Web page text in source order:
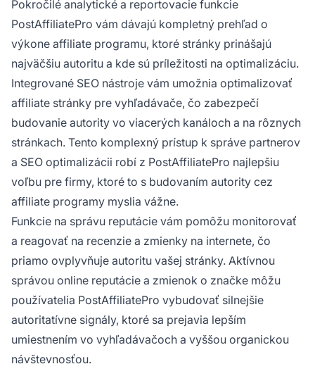
Pokročilé analytické a reportovacie funkcie
PostAffiliatePro vám dávajú kompletný prehľad o
výkone affiliate programu, ktoré stránky prinášajú
najväčšiu autoritu a kde sú príležitosti na optimalizáciu.
Integrované SEO nástroje vám umožnia optimalizovať
affiliate stránky pre vyhľadávače, čo zabezpečí
budovanie autority vo viacerých kanáloch a na rôznych
stránkach. Tento komplexný prístup k správe partnerov
a SEO optimalizácii robí z PostAffiliatePro najlepšiu
voľbu pre firmy, ktoré to s budovaním autority cez
affiliate programy myslia vážne.
Funkcie na správu reputácie vám pomôžu monitorovať
a reagovať na recenzie a zmienky na internete, čo
priamo ovplyvňuje autoritu vašej stránky. Aktívnou
správou online reputácie a zmienok o značke môžu
používatelia PostAffiliatePro vybudovať silnejšie
autoritatívne signály, ktoré sa prejavia lepším
umiestnením vo vyhľadávačoch a vyššou organickou
návštevnosťou.